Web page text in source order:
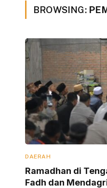
BROWSING:
DAERAH
Ramadhan di
Fadh dan